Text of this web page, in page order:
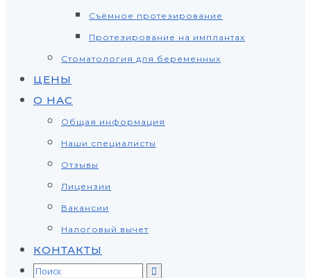
Съёмное протезирование
Протезирование на имплантах
Стоматология для беременных
ЦЕНЫ
О НАС
Общая информация
Наши специалисты
Отзывы
Лицензии
Вакансии
Налоговый вычет
КОНТАКТЫ
Search